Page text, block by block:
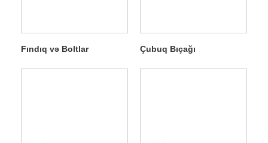
Fındıq və Boltlar Çubuq Bıçağı